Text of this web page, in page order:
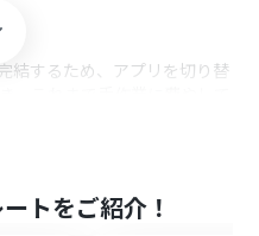
結するため、アプリを切り替
トをご紹介！